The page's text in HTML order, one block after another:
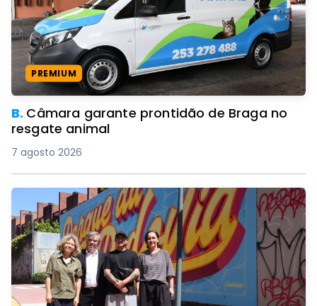
PREMIUM
B. Câmara garante prontidão de Braga no
resgate animal
7 agosto 2026